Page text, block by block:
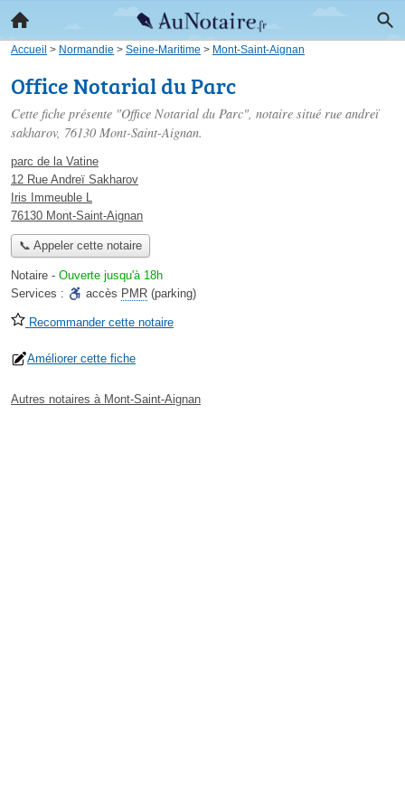
Accueil > Normandie > Seine-Maritime > Mont-Saint-Aignan
Office Notarial du Parc
Cette fiche présente "Office Notarial du Parc", notaire situé rue andreï
sakharov, 76130 Mont-Saint-Aignan.
parc de la Vatine
12 Rue Andreï Sakharov
Iris Immeuble L
76130 Mont-Saint-Aignan
📞 Appeler cette notaire
Notaire - Ouverte jusqu'à 18h
Services :
accès PMR (parking)
Recommander cette notaire
Améliorer cette fiche
Autres notaires à Mont-Saint-Aignan